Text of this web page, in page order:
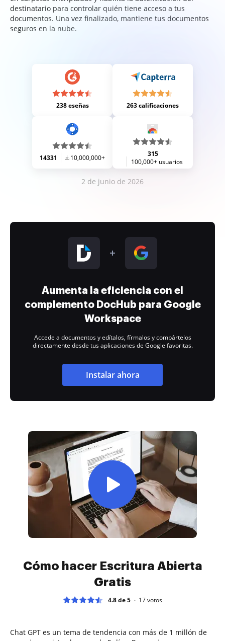
destinatario para controlar quién tiene acceso a tus
documentos. Una vez finalizado, mantiene tus documentos
seguros en la nube.
238 eseñas 263 calificaciones
14331 10,000,000+
315
100,000+ usuarios
2 de junio de 2026
Aumenta la eficiencia con el
complemento DocHub para Google
Workspace
Accede a documentos y edítalos, fírmalos y compártelos
directamente desde tus aplicaciones de Google favoritas.
Instalar ahora
Cómo hacer Escritura Abierta
Gratis
4.8 de 5 17votos
Chat GPT es un tema de tendencia con más de 1 millón de